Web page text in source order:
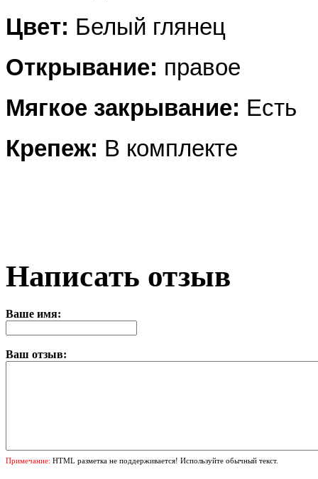
Цвет: Белый глянец
Открывание: правое
Мягкое закрывание: Есть
Крепеж: В комплекте
Написать отзыв
Ваше имя:
Ваш отзыв:
Примечание: HTML разметка не поддерживается! Используйте обычный текст.